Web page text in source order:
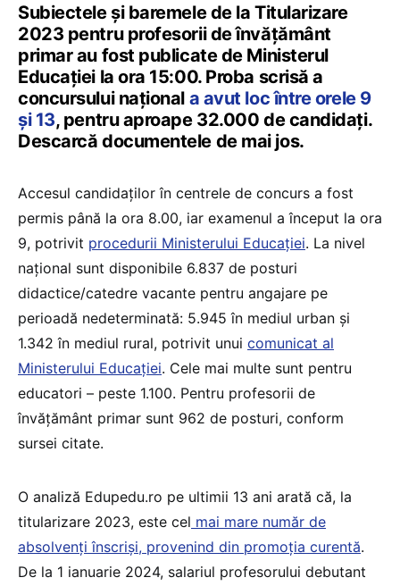
Subiectele și baremele de la Titularizare
2023 pentru profesorii de învățământ
primar au fost publicate de Ministerul
Educației la ora 15:00. Proba scrisă a
concursului național a avut loc între orele 9
și 13, pentru aproape 32.000 de candidați.
Descarcă documentele de mai jos.
Accesul candidaților în centrele de concurs a fost
permis până la ora 8.00, iar examenul a început la ora
9, potrivit procedurii Ministerului Educației. La nivel
naţional sunt disponibile 6.837 de posturi
didactice/catedre vacante pentru angajare pe
perioadă nedeterminată: 5.945 în mediul urban şi
1.342 în mediul rural, potrivit unui comunicat al
Ministerului Educației. Cele mai multe sunt pentru
educatori – peste 1.100. Pentru profesorii de
învățământ primar sunt 962 de posturi, conform
sursei citate.
O analiză Edupedu.ro pe ultimii 13 ani arată că, la
titularizare 2023, este cel mai mare număr de
absolvenți înscriși, provenind din promoția curentă.
De la 1 ianuarie 2024, salariul profesorului debutant